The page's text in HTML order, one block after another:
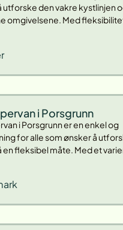
utforske den vakre kystlinjen
omgivelsene. Med
i Porsgrunn
i Porsgrunn er en enkel og
for alle som ønsker å
en fleksibel måte. Med et